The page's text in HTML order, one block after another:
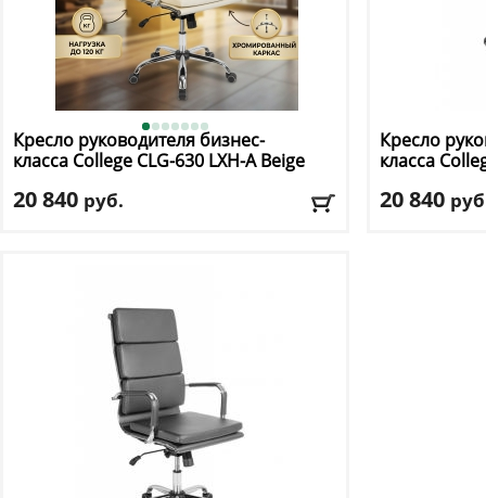
Кресло руководителя бизнес-
класса College CLG-630 LXH-A Beige
20 840 руб.
Материал обивки: натуральная кожа
Подлокотники
БЕСПЛАТНО, 2-3 дня
Кресло
класса
20 840